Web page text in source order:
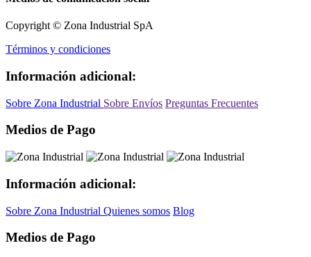
Copyright © Zona Industrial SpA
Términos y condiciones
Información adicional:
Sobre Zona Industrial Sobre Envíos Preguntas Frecuentes
Medios de Pago
Información adicional:
Sobre Zona Industrial Quienes somos Blog
Medios de Pago